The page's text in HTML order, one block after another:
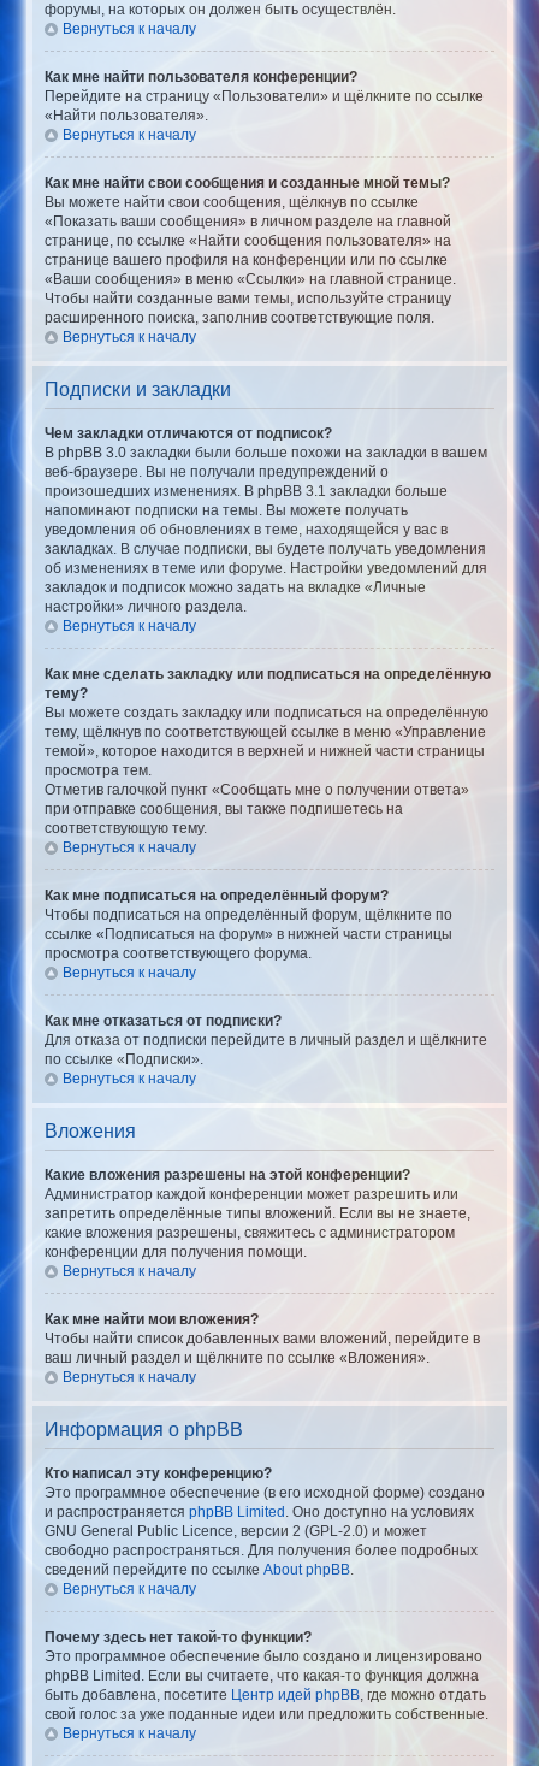
форумы, на которых он должен быть осуществлён.
Вернуться к началу
Как мне найти пользователя конференции?
Перейдите на страницу «Пользователи» и щёлкните по ссылке
«Найти пользователя».
Вернуться к началу
Как мне найти свои сообщения и созданные мной темы?
Вы можете найти свои сообщения, щёлкнув по ссылке
«Показать ваши сообщения» в личном разделе на главной
странице, по ссылке «Найти сообщения пользователя» на
странице вашего профиля на конференции или по ссылке
«Ваши сообщения» в меню «Ссылки» на главной странице.
Чтобы найти созданные вами темы, используйте страницу
расширенного поиска, заполнив соответствующие поля.
Вернуться к началу
Подписки и закладки
Чем закладки отличаются от подписок?
В phpBB 3.0 закладки были больше похожи на закладки в вашем
веб-браузере. Вы не получали предупреждений о
произошедших изменениях. В phpBB 3.1 закладки больше
напоминают подписки на темы. Вы можете получать
уведомления об обновлениях в теме, находящейся у вас в
закладках. В случае подписки, вы будете получать уведомления
об изменениях в теме или форуме. Настройки уведомлений для
закладок и подписок можно задать на вкладке «Личные
настройки» личного раздела.
Вернуться к началу
Как мне сделать закладку или подписаться на определённую
тему?
Вы можете создать закладку или подписаться на определённую
тему, щёлкнув по соответствующей ссылке в меню «Управление
темой», которое находится в верхней и нижней части страницы
просмотра тем.
Отметив галочкой пункт «Сообщать мне о получении ответа»
при отправке сообщения, вы также подпишетесь на
соответствующую тему.
Вернуться к началу
Как мне подписаться на определённый форум?
Чтобы подписаться на определённый форум, щёлкните по
ссылке «Подписаться на форум» в нижней части страницы
просмотра соответствующего форума.
Вернуться к началу
Как мне отказаться от подписки?
Для отказа от подписки перейдите в личный раздел и щёлкните
по ссылке «Подписки».
Вернуться к началу
Вложения
Какие вложения разрешены на этой конференции?
Администратор каждой конференции может разрешить или
запретить определённые типы вложений. Если вы не знаете,
какие вложения разрешены, свяжитесь с администратором
конференции для получения помощи.
Вернуться к началу
Как мне найти мои вложения?
Чтобы найти список добавленных вами вложений, перейдите в
ваш личный раздел и щёлкните по ссылке «Вложения».
Вернуться к началу
Информация о phpBB
Кто написал эту конференцию?
Это программное обеспечение (в его исходной форме) создано
и распространяетсяphpBB Limited . Оно доступно на условиях
GNU General Public Licence, версии 2 (GPL-2.0) и может
свободно распространяться. Для получения более подробных
сведений перейдите по ссылкеAbout phpBB.
Вернуться к началу
Почему здесь нет такой-то функции?
Это программное обеспечение было создано и лицензировано
phpBB Limited. Если вы считаете, что какая-то функция должна
быть добавлена, посетите Центр идей phpBB, где можно отдать
свой голос за уже поданные идеи или предложить собственные.
Вернуться к началу